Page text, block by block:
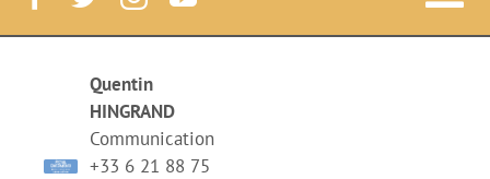
Le Festival
Quentin
HINGRAND
Communication
+33 6 21 88 75